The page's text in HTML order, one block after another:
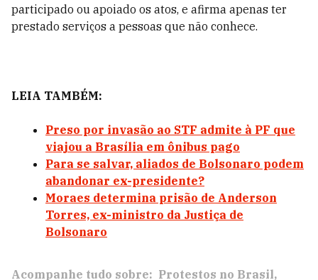
participado ou apoiado os atos, e afirma apenas ter
prestado serviços a pessoas que não conhece.
LEIA TAMBÉM:
Preso por invasão ao STF admite à PF que
viajou a Brasília em ônibus pago
Para se salvar, aliados de Bolsonaro podem
abandonar ex-presidente?
Moraes determina prisão de Anderson
Torres, ex-ministro da Justiça de
Bolsonaro
Acompanhe tudo sobre: Protestos no Brasil